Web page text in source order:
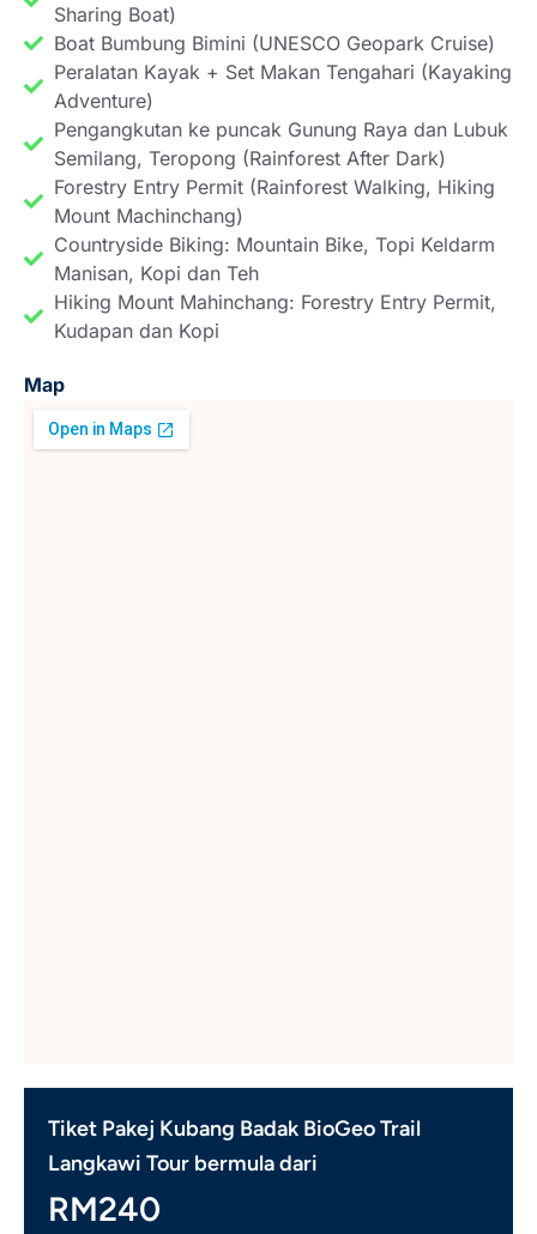
Sharing Boat)
Boat Bumbung Bimini (UNESCO Geopark Cruise)
Peralatan Kayak + Set Makan Tengahari (Kayaking
Adventure)
Pengangkutan ke puncak Gunung Raya dan Lubuk
Semilang, Teropong (Rainforest After Dark)
Forestry Entry Permit (Rainforest Walking, Hiking
Mount Machinchang)
Countryside Biking: Mountain Bike, Topi Keldarm
Manisan, Kopi dan Teh
Hiking Mount Mahinchang: Forestry Entry Permit,
Kudapan dan Kopi
Map
Tiket Pakej Kubang Badak BioGeo Trail
Langkawi Tour bermula dari
RM240